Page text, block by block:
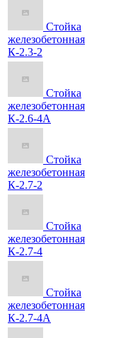
Стойка
железобетонная
К-2.3-2
Стойка
железобетонная
К-2.6-4А
Стойка
железобетонная
К-2.7-2
Стойка
железобетонная
К-2.7-4
Стойка
железобетонная
К-2.7-4А